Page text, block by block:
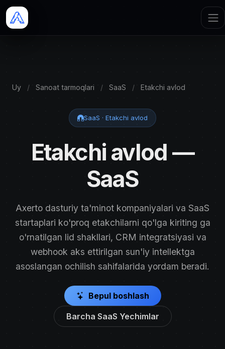
Uy / Sanoat tarmoqlari / SaaS / Etakchi avlod
SaaS · Etakchi avlod
Etakchi avlod —
SaaS
Axerto dasturiy ta'minot kompaniyalari va SaaS
startaplari ko'proq etakchilarni qo'lga kiriting ga
o'rnatilgan lid shakllari, CRM integratsiyasi va
webhook aks ettirilgan sun'iy intellektga
asoslangan ochilish sahifalarida yordam beradi.
Bepul boshlash
Barcha SaaS Yechimlar